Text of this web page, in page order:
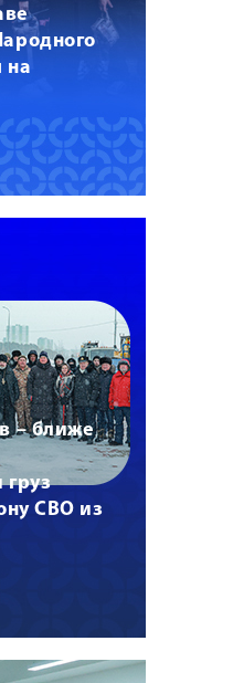
на
– ближе
груз
СВО из